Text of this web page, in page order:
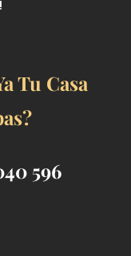
Tu Casa
596